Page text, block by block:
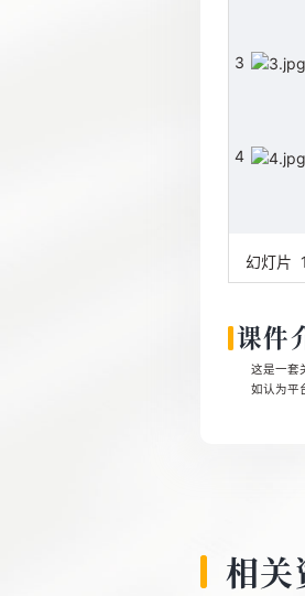
3
4
幻灯片 1
课件
这是一套
如认为平
相关